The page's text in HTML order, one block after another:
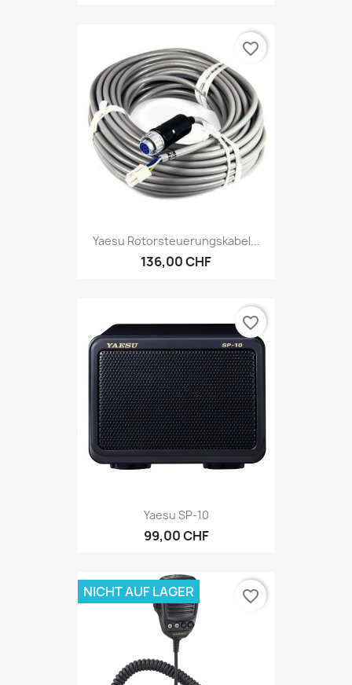
Yaesu Rotorsteuerungskabel...
136,00 CHF
favorite_border
Yaesu SP-10
99,00 CHF
favorite_border
NICHT AUF LAGER favorite_border